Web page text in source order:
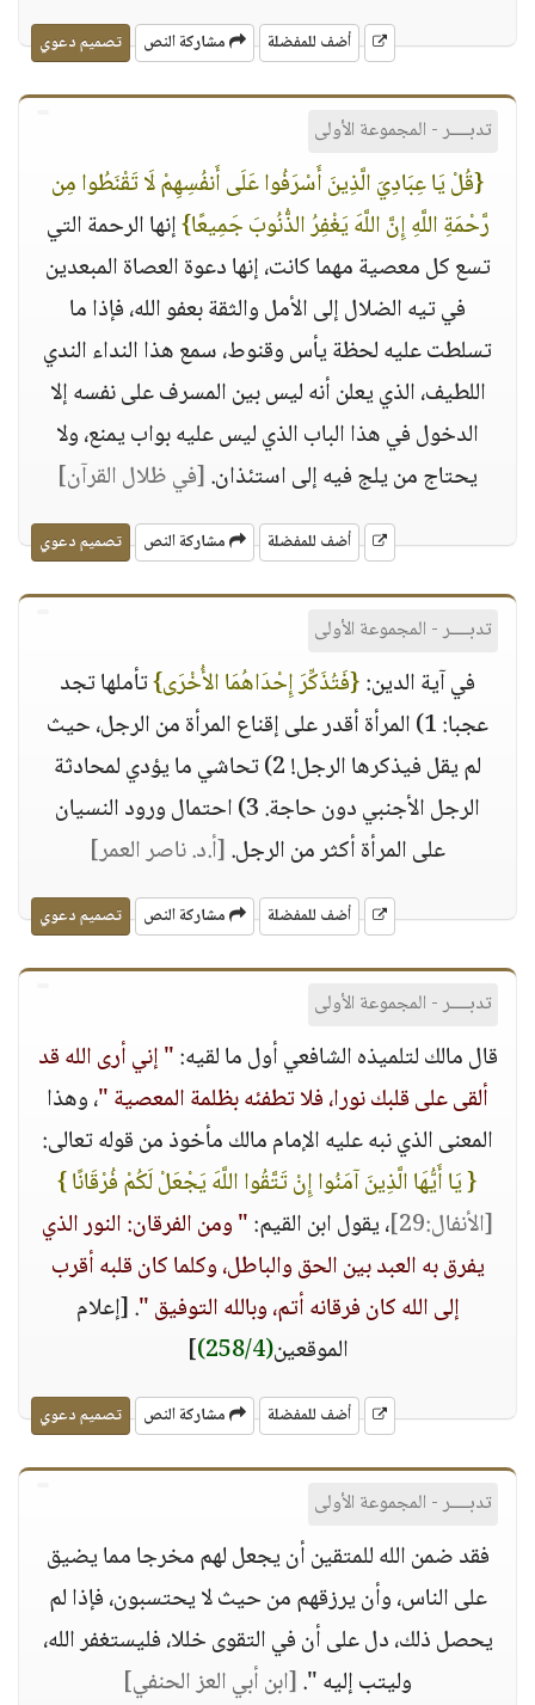
أضف للمفضلة مشاركة النص تصميم دعوي
تدبــــر - المجموعة الأولى
{قُلْ يَا عِبَادِيَ الَّذِينَ أَسْرَفُوا عَلَى أَنفُسِهِمْ لَا تَقْنَطُوا مِن
رَّحْمَةِ اللَّهِ إِنَّ اللَّهَ يَغْفِرُ الذُّنُوبَ جَمِيعًا}إنها الرحمة التي
تسع كل معصية مهما كانت، إنها دعوة العصاة المبعدين
في تيه الضلال إلى الأمل والثقة بعفو الله، فإذا ما
تسلطت عليه لحظة يأس وقنوط، سمع هذا النداء الندي
اللطيف، الذي يعلن أنه ليس بين المسرف على نفسه إلا
الدخول في هذا الباب الذي ليس عليه بواب يمنع، ولا
يحتاج من يلج فيه إلى استئذان.[في ظلال القرآن]
أضف للمفضلة مشاركة النص تصميم دعوي
تدبــــر - المجموعة الأولى
في آية الدين:{فَتُذَكِّرَ إِحْدَاهُمَا الأُخْرَى}تأملها تجد
عجبا: 1) المرأة أقدر على إقناع المرأة من الرجل، حيث
لم يقل فيذكرها الرجل! 2) تحاشي ما يؤدي لمحادثة
الرجل الأجنبي دون حاجة. 3) احتمال ورود النسيان
على المرأة أكثر من الرجل.[أ.د. ناصر العمر]
أضف للمفضلة مشاركة النص تصميم دعوي
تدبــــر - المجموعة الأولى
قال مالك لتلميذه الشافعي أول ما لقيه:" إني أرى الله قد
ألقى على قلبك نورا، فلا تطفئه بظلمة المعصية "، وهذا
المعنى الذي نبه عليه الإمام مالك مأخوذ من قوله تعالى:
{ يَا أَيُّهَا الَّذِينَ آمَنُوا إِنْ تَتَّقُوا اللَّهَ يَجْعَلْ لَكُمْ فُرْقَانًا }
[الأنفال:29]
، يقول ابن القيم:" ومن الفرقان: النور الذي
يفرق به العبد بين الحق والباطل، وكلما كان قلبه أقرب
إلى الله كان فرقانه أتم، وبالله التوفيق ". [إعلام
الموقعين(258/4)
]
أضف للمفضلة مشاركة النص تصميم دعوي
تدبــــر - المجموعة الأولى
فقد ضمن الله للمتقين أن يجعل لهم مخرجا مما يضيق
على الناس، وأن يرزقهم من حيث لا يحتسبون، فإذا لم
يحصل ذلك، دل على أن في التقوى خللا، فليستغفر الله،
وليتب إليه ".[ابن أبي العز الحنفي]